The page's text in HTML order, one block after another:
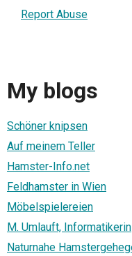
Report Abuse
My blogs
Schöner knipsen
Auf meinem Teller
Hamster-Info.net
Feldhamster in Wien
Möbelspielereien
M. Umlauft, Informatikerin
Naturnahe